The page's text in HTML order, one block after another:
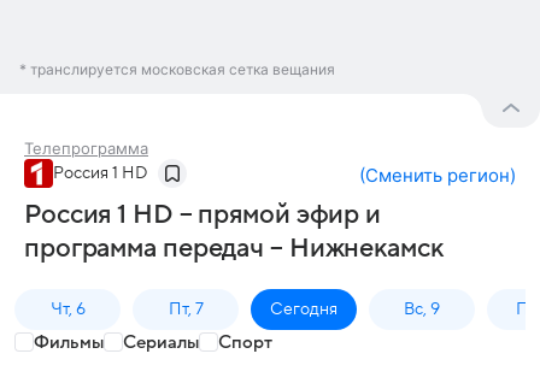
* транслируется московская сетка вещания
Телепрограмма
Россия 1 HD (Сменить регион)
Россия 1 HD – прямой эфир и
программа передач – Нижнекамск
Чт, 6 Пт, 7 Сегодня Вс, 9
Фильмы Сериалы Спорт